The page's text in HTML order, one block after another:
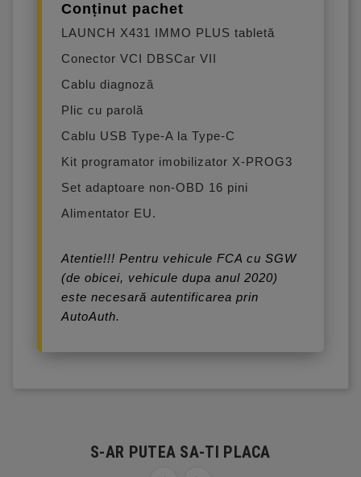
Conținut pachet
LAUNCH X431 IMMO PLUS tabletă
Conector VCI DBSCar VII
Cablu diagnoză
Plic cu parolă
Cablu USB Type-A la Type-C
Kit programator imobilizator X-PROG3
Set adaptoare non-OBD 16 pini
Alimentator EU.
Atentie!!! Pentru vehicule FCA cu SGW
(de obicei, vehicule dupa anul 2020)
este necesară autentificarea prin
AutoAuth.
S-AR PUTEA SA-TI PLACA